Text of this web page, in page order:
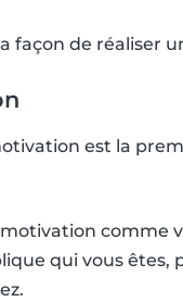
façon de réaliser
est la
comme
qui vous êtes,